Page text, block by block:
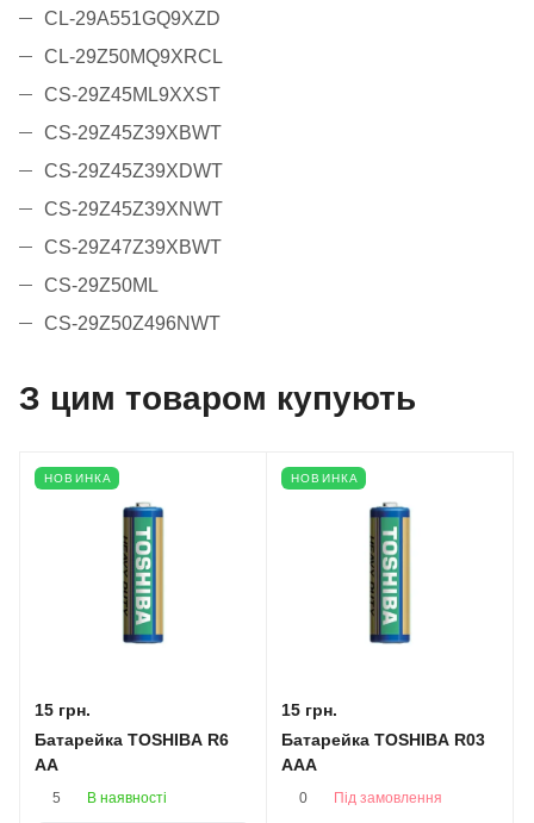
CL-29A551GQ9XZD
CL-29Z50MQ9XRCL
CS-29Z45ML9XXST
CS-29Z45Z39XBWT
CS-29Z45Z39XDWT
CS-29Z45Z39XNWT
CS-29Z47Z39XBWT
CS-29Z50ML
CS-29Z50Z496NWT
З цим товаром купують
НОВИНКА
15 грн.
Батарейка TOSHIBA R6
AA
5 В наявності
НОВИНКА
15 грн.
Батарейка TOSHIBA R03
AAA
0 Під замовлення